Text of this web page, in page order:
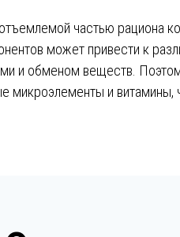
частью рациона
может привести к
и обменом веществ.
и витамины,